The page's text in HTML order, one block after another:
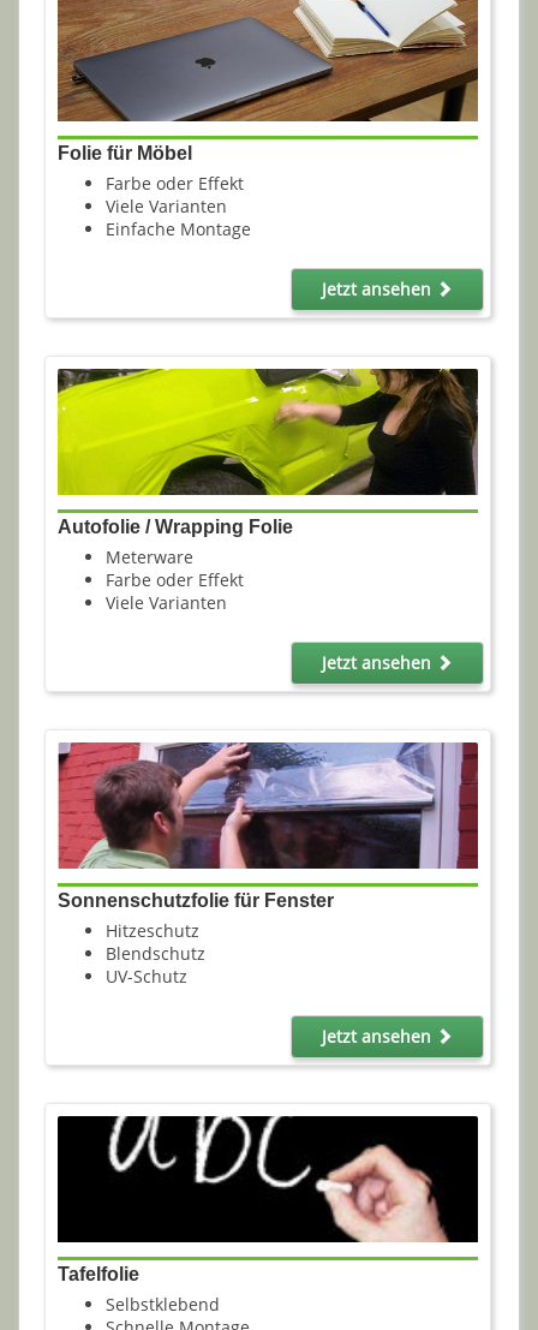
Folie für Möbel
Farbe oder Effekt
Viele Varianten
Einfache Montage
Jetzt ansehen
Autofolie / Wrapping Folie
Meterware
Farbe oder Effekt
Viele Varianten
Jetzt ansehen
Sonnenschutzfolie für Fenster
Hitzeschutz
Blendschutz
UV-Schutz
Jetzt ansehen
Tafelfolie
Selbstklebend